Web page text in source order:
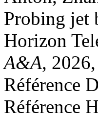
Probing jet
Horizon
A&A,
Référence
Référence